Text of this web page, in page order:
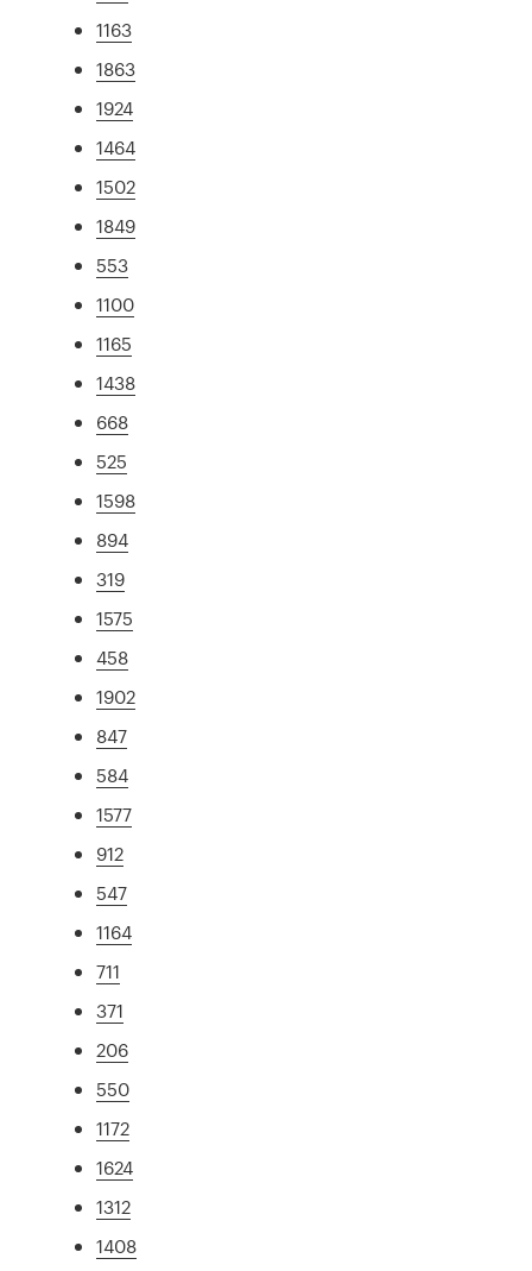
1163
1863
1924
1464
1502
1849
553
1100
1165
1438
668
525
1598
894
319
1575
458
1902
847
584
1577
912
547
1164
711
371
206
550
1172
1624
1312
1408